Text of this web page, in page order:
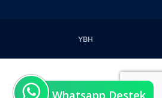
YBH
Whatsapp Destek